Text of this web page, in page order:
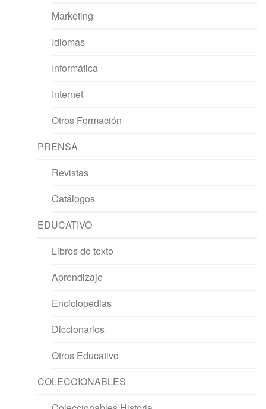
Marketing
Idiomas
Informática
Internet
Otros Formación
PRENSA
Revistas
Catálogos
EDUCATIVO
Libros de texto
Aprendizaje
Enciclopedias
Diccionarios
Otros Educativo
COLECCIONABLES